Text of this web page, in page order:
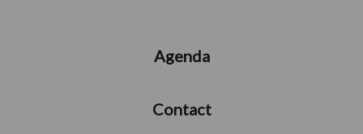
Agenda
Contact